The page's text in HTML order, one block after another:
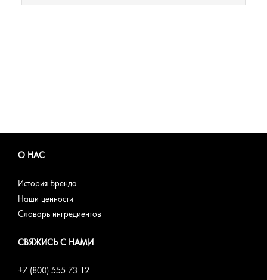
О НАС
История Бренда
Наши ценности
Словарь ингредиентов
СВЯЖИСЬ С НАМИ
+7 (800) 555 73 12